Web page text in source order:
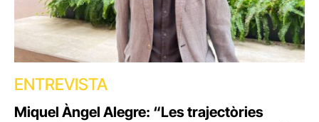
ENTREVISTA
Miquel Àngel Alegre: “Les trajectòries